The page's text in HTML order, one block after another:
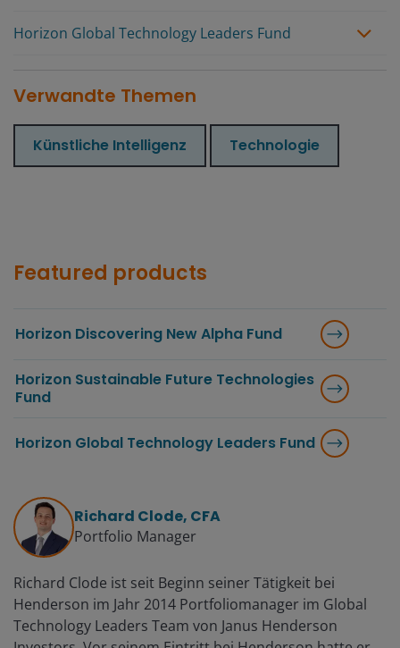
Horizon Global Technology Leaders Fund
Verwandte Themen
Künstliche Intelligenz Technologie
Featured products
Horizon Discovering New Alpha Fund
Horizon Sustainable Future Technologies
Fund
Horizon Global Technology Leaders Fund
Richard Clode, CFA
Portfolio Manager
Richard Clode ist seit Beginn seiner Tätigkeit bei
Henderson im Jahr 2014 Portfoliomanager im Global
Technology Leaders Team von Janus Henderson